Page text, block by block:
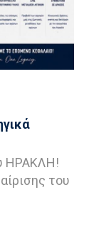
ΗΡΑΚΛΗ!
του